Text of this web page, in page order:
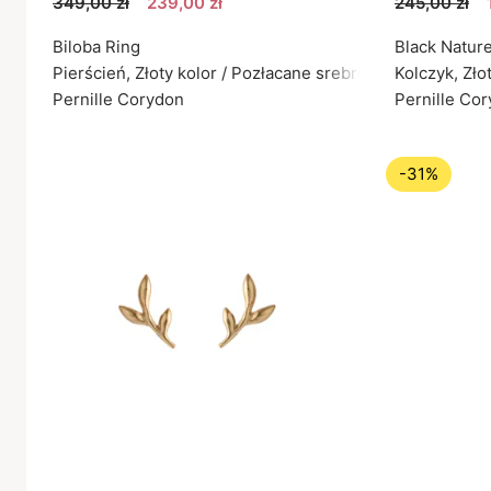
Biloba Ring
Pierścień, Złoty kolor / Pozłacane srebro próby 925
Pernille Corydon
Black
Kolczyk,
Pernille
-31%